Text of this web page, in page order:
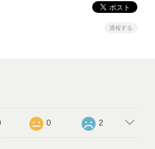
通報する
0 2